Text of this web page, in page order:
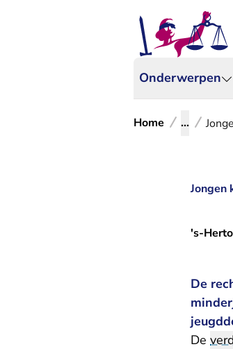
Onderwerpen
Home ...
Jongen
's-
De
De